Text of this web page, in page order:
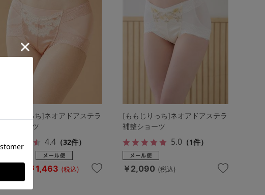
[ももじりっち]ネオアドアステラ
補整ショーツ
4.4（32件）
￥1,463 (税込)
[ももじりっち]ネオアドアステラ
補整ショーツ
5.0（1件）
￥2,090 (税込)